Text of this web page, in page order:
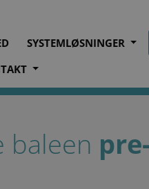
SYSTEMLØSNINGER
baleen